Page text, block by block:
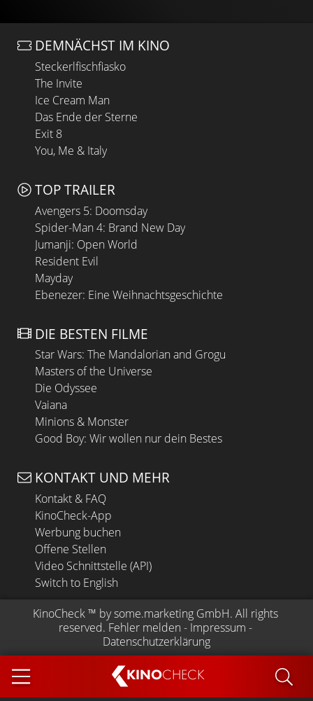
KINOCHECK
DEMNÄCHST IM KINO
Steckerlfischfiasko
The Invite
Ice Cream Man
Das Ende der Sterne
Exit 8
You, Me & Italy
TOP TRAILER
Avengers 5: Doomsday
Spider-Man 4: Brand New Day
Jumanji: Open World
Resident Evil
Mayday
Ebenezer: Eine Weihnachtsgeschichte
DIE BESTEN FILME
Star Wars: The Mandalorian and Grogu
Masters of the Universe
Die Odyssee
Vaiana
Minions & Monster
Good Boy: Wir wollen nur dein Bestes
KONTAKT UND MEHR
Kontakt & FAQ
KinoCheck-App
Werbung buchen
Offene Stellen
Video Schnittstelle (API)
Switch to English
KinoCheck ™ by some.marketing GmbH. All rights
reserved. Fehler melden - Impressum -
Datenschutzerklärung